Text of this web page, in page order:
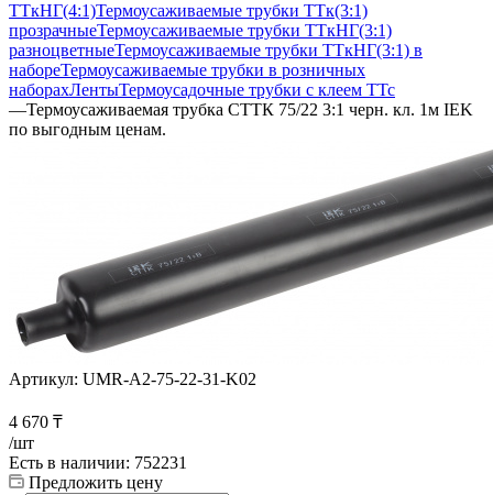
ТТкНГ(4:1)Термоусаживаемые трубки ТТк(3:1)
прозрачныеТермоусаживаемые трубки ТТкНГ(3:1)
разноцветныеТермоусаживаемые трубки ТТкНГ(3:1) в
набореТермоусаживаемые трубки в розничных
наборахЛентыТермоусадочные трубки с клеем ТТс
—Термоусаживаемая трубка СТТК 75/22 3:1 черн. кл. 1м IEK
по выгодным ценам.
Артикул: UMR-A2-75-22-31-K02
4 670 ₸
/шт
Есть в наличии: 752231
Предложить цену